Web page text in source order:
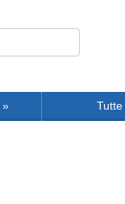
» Tutte